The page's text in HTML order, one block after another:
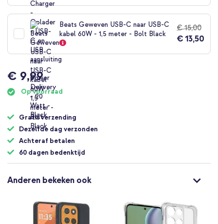
Beats Geweven USB-C naar USB-C
kabel 60W - 1,5 meter - Bolt Black
€ 15,00
€ 13,50
€ 9,99
Op voorraad
Gratis verzending
Dezelfde dag verzonden
Achteraf betalen
60 dagen bedenktijd
Anderen bekeken ook